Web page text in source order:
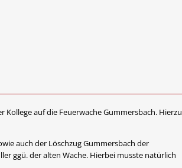
Kollege auf die Feuerwache Gummersbach. Hierzu
auch der Löschzug Gummersbach der
ggü. der alten Wache. Hierbei musste natürlich